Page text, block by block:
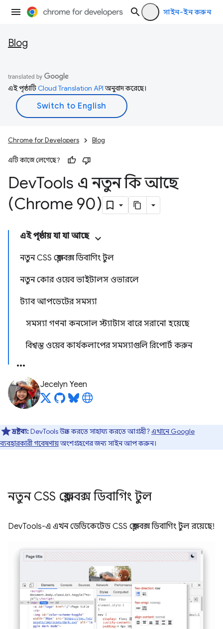
সাইন-ইন করুন
Blog
এই পৃষ্ঠাটিCloud Translation APIঅনুবাদ করেছে।
Chrome for Developers Blog
এটি কাজে লেগেছে?
DevTools এ নতুন কি আছে
(Chrome 90)
এই পৃষ্ঠায় যা যা আছে
নতুন CSS ফ্লেক্সবক্স ডিবাগিং টুল
নতুন কোর ওয়েব ভাইটালস ওভারলে
ট্যাব আপডেটের সমস্যা
সমস্যা গণনা কনসোল স্ট্যাটাস বারে সরানো হয়েছে
বিশ্বস্ত ওয়েব কার্যকলাপের সমস্যাগুলি রিপোর্ট করুন
Jecelyn Yeen
দ্রষ্টব্য:DevTools উন্নত করতে সাহায্য করতে আগ্রহী?এখানে Google
ব্যবহারকারী গবেষণায়অংশগ্রহণের জন্য সাইন আপ করুন।
নতুন CSS ফ্লেক্সবক্স ডিবাগিং টুল
DevTools-এ এখন ডেডিকেটেড CSS ফ্লেক্সবক্স ডিবাগিং টুল রয়েছে!